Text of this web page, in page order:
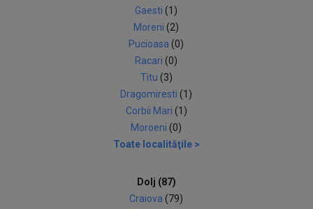
Gaesti (1)
Moreni (2)
Pucioasa (0)
Racari (0)
Titu (3)
Dragomiresti (1)
Corbii Mari (1)
Moroeni (0)
Toate localităţile >
Dolj (87)
Craiova (79)